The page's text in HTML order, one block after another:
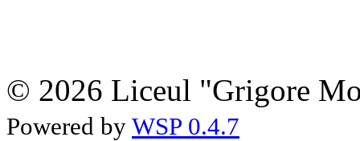
© 2026 Liceul "Grigore
Powered by WSP 0.4.7